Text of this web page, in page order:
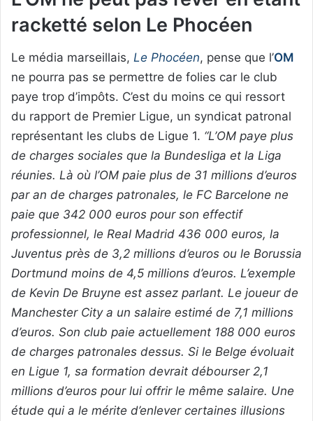
racketté selon Le Phocéen
Le média marseillais, Le Phocéen, pense que l’OM
ne pourra pas se permettre de folies car le club
paye trop d’impôts. C’est du moins ce qui ressort
du rapport de Premier Ligue, un syndicat patronal
représentant les clubs de Ligue 1. “L’OM paye plus
de charges sociales que la Bundesliga et la Liga
réunies. Là où l’OM paie plus de 31 millions d’euros
par an de charges patronales, le FC Barcelone ne
paie que 342 000 euros pour son effectif
professionnel, le Real Madrid 436 000 euros, la
Juventus près de 3,2 millions d’euros ou le Borussia
Dortmund moins de 4,5 millions d’euros. L’exemple
de Kevin De Bruyne est assez parlant. Le joueur de
Manchester City a un salaire estimé de 7,1 millions
d’euros. Son club paie actuellement 188 000 euros
de charges patronales dessus. Si le Belge évoluait
en Ligue 1, sa formation devrait débourser 2,1
millions d’euros pour lui offrir le même salaire. Une
étude qui a le mérite d’enlever certaines illusions